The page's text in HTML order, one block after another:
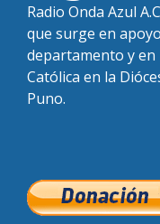
Radio Onda Azul
que surge en
departamento y en
Católica en la
Puno.